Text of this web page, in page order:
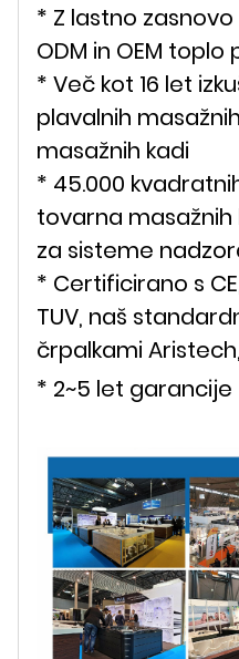
* Z lastno
ODM in OEM
* Več kot 16 let
plavalnih
masažnih kadi
* 45.000
tovarna masažnih
za sisteme
* Certificirano s CE,
TUV, naš
črpalkami
* 2~5 let garancije